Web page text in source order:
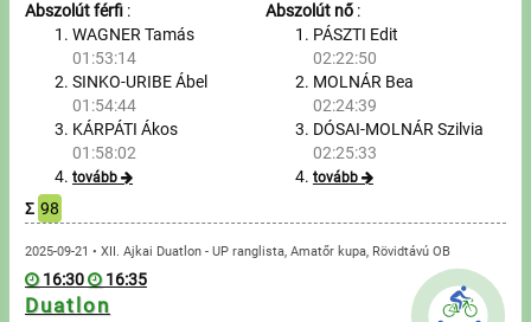
Abszolút férfi :
WAGNER Tamás
01:53:14
SINKO-URIBE Ábel
01:54:44
KÁRPÁTI Ákos
01:58:02
tovább
Abszolút nő:
PÁSZTI Edit
02:22:50
MOLNÁR Bea
02:24:39
DÓSAI-MOLNÁR Szilvia
02:25:33
tovább
Σ 98
2025-09-21 • XII. Ajkai Duatlon - UP ranglista, Amatőr kupa, Rövidtávú OB
16:30 16:35
Duatlon